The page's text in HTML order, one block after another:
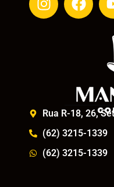
Rua R-18, 26,
(62) 3215-1339
(62) 3215-1339